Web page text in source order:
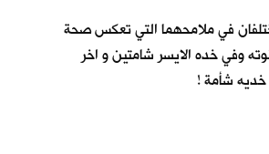
في ملامحهما التي تعكس صحة
وفي خده الايسر شامتين و اخر
شأمة !